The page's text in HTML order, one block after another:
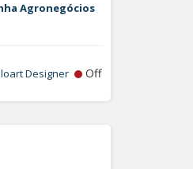
Agronegócios
Designer Off